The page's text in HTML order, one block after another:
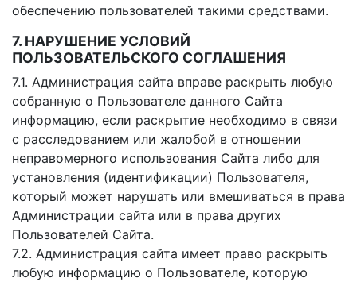
обеспечению пользователей такими средствами.
7. НАРУШЕНИЕ УСЛОВИЙ
ПОЛЬЗОВАТЕЛЬСКОГО СОГЛАШЕНИЯ
7.1. Администрация сайта вправе раскрыть любую
собранную о Пользователе данного Сайта
информацию, если раскрытие необходимо в связи
с расследованием или жалобой в отношении
неправомерного использования Сайта либо для
установления (идентификации) Пользователя,
который может нарушать или вмешиваться в права
Администрации сайта или в права других
Пользователей Сайта.
7.2. Администрация сайта имеет право раскрыть
любую информацию о Пользователе, которую